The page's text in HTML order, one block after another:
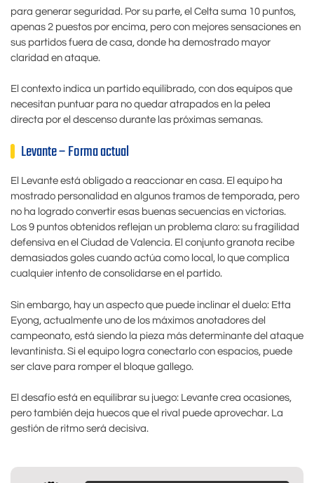
para generar seguridad. Por su parte, el Celta suma 10 puntos,
apenas 2 puestos por encima, pero con mejores sensaciones en
sus partidos fuera de casa, donde ha demostrado mayor
claridad en ataque.
El contexto indica un partido equilibrado, con dos equipos que
necesitan puntuar para no quedar atrapados en la pelea
directa por el descenso durante las próximas semanas.
Levante – Forma actual
El Levante está obligado a reaccionar en casa. El equipo ha
mostrado personalidad en algunos tramos de temporada, pero
no ha logrado convertir esas buenas secuencias en victorias.
Los 9 puntos obtenidos reflejan un problema claro: su fragilidad
defensiva en el Ciudad de Valencia. El conjunto granota recibe
demasiados goles cuando actúa como local, lo que complica
cualquier intento de consolidarse en el partido.
Sin embargo, hay un aspecto que puede inclinar el duelo: Etta
Eyong, actualmente uno de los máximos anotadores del
campeonato, está siendo la pieza más determinante del ataque
levantinista. Si el equipo logra conectarlo con espacios, puede
ser clave para romper el bloque gallego.
El desafío está en equilibrar su juego: Levante crea ocasiones,
pero también deja huecos que el rival puede aprovechar. La
gestión de ritmo será decisiva.